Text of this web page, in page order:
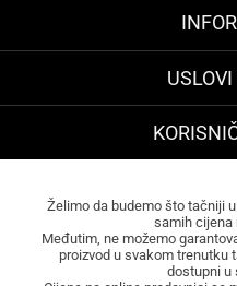
Želimo da budemo što tačniji
samih cijena
Međutim, ne možemo
proizvod u svakom trenutku
dostupni u